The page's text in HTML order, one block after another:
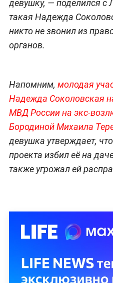
девушку, — поделился с
такая Надежда
никто не звонил из
органов.
Напомним, молодая
Надежда Соколовская
МВД России на экс-
Бородиной Михаила
девушка утверждает,
проекта избил её на
также угрожал ей